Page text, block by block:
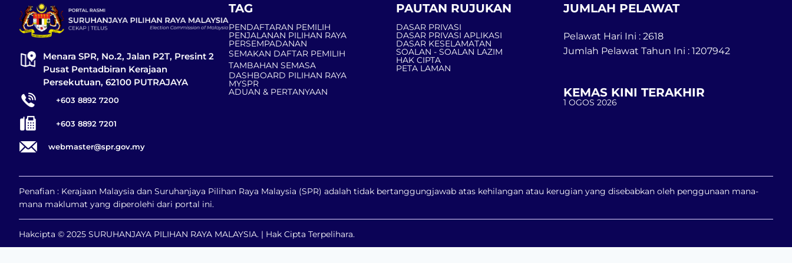
Menara SPR, No.2, Jalan P2T, Presint 2
Pusat Pentadbiran Kerajaan
Persekutuan, 62100 PUTRAJAYA
+603 8892 7200
+603 8892 7201
webmaster@spr.gov.my
TAG
PENDAFTARAN PEMILIH
PENJALANAN PILIHAN RAYA
PERSEMPADANAN
SEMAKAN DAFTAR PEMILIH
TAMBAHAN SEMASA
DASHBOARD PILIHAN RAYA
MYSPR
ADUAN & PERTANYAAN
PAUTAN RUJUKAN
DASAR PRIVASI
DASAR PRIVASI APLIKASI
DASAR KESELAMATAN
SOALAN - SOALAN LAZIM
HAK CIPTA
PETA LAMAN
JUMLAH PELAWAT
Pelawat Hari Ini : 2618
Jumlah Pelawat Tahun Ini : 1207942
KEMAS KINI TERAKHIR
1 OGOS 2026
Penafian : Kerajaan Malaysia dan Suruhanjaya Pilihan Raya Malaysia (SPR) adalah tidak bertanggungjawab atas kehilangan atau kerugian yang disebabkan oleh penggunaan mana-
mana maklumat yang diperolehi dari portal ini.
Hakcipta © 2025 SURUHANJAYA PILIHAN RAYA MALAYSIA. | Hak Cipta Terpelihara.